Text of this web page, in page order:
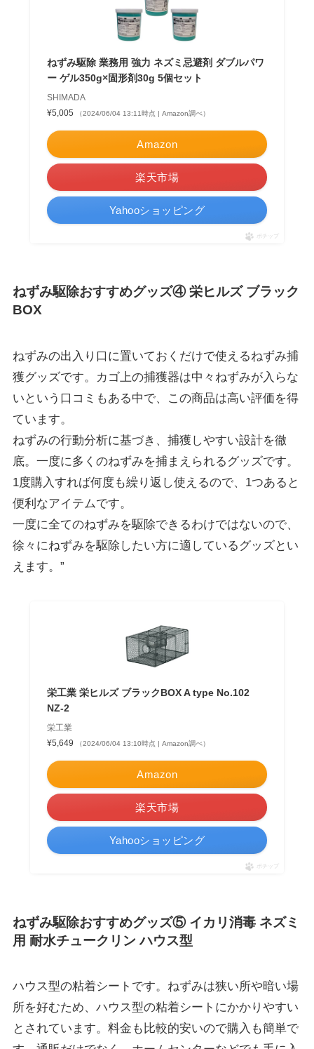
ねずみ駆除 業務用 強力 ネズミ忌避剤 ダブルパワ
ー ゲル350g×固形剤30g 5個セット
SHIMADA
¥5,005
（2024/06/04 13:11時点 | Amazon調べ）
Amazon
楽天市場
Yahooショッピング
ポチップ
ねずみ駆除おすすめグッズ④ 栄ヒルズ ブラック
BOX
ねずみの出入り口に置いておくだけで使えるねずみ捕
獲グッズです。カゴ上の捕獲器は中々ねずみが入らな
いという口コミもある中で、この商品は高い評価を得
ています。
ねずみの行動分析に基づき、捕獲しやすい設計を徹
底。一度に多くのねずみを捕まえられるグッズです。
1度購入すれば何度も繰り返し使えるので、1つあると
便利なアイテムです。
一度に全てのねずみを駆除できるわけではないので、
徐々にねずみを駆除したい方に適しているグッズとい
えます。”
栄工業 栄ヒルズ ブラックBOX A type No.102
NZ-2
栄工業
¥5,649
（2024/06/04 13:10時点 | Amazon調べ）
Amazon
楽天市場
Yahooショッピング
ポチップ
ねずみ駆除おすすめグッズ⑤ イカリ消毒 ネズミ
用 耐水チュークリン ハウス型
ハウス型の粘着シートです。ねずみは狭い所や暗い場
所を好むため、ハウス型の粘着シートにかかりやすい
とされています。料金も比較的安いので購入も簡単で